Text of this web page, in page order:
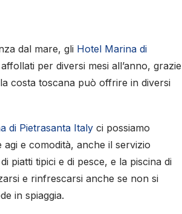
dal mare, gli Hotel Marina di
per diversi mesi all’anno, grazie
costa toscana può offrire in diversi
di Pietrasanta Italy ci possiamo
e comodità, anche il servizio
piatti tipici e di pesce, e la piscina di
e rinfrescarsi anche se non si
in spiaggia.